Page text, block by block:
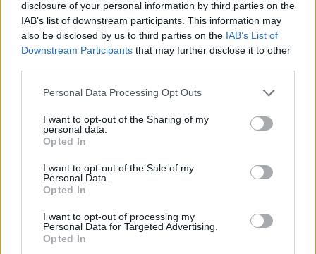
disclosure of your personal information by third parties on the
IAB’s list of downstream participants. This information may
also be disclosed by us to third parties on the IAB’s List of
Downstream Participants that may further disclose it to other
Personal Data Processing Opt Outs
I want to opt-out of the Sharing of my
personal data.
Opted In
I want to opt-out of the Sale of my
Personal Data.
Opted In
I want to opt-out of processing my
Personal Data for Targeted Advertising.
Opted In
Shtuarmë12.02.2025 14:47
Tags:
deklarata , KLGJ , rama , reagon